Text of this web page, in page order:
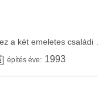
építés éve: 1993